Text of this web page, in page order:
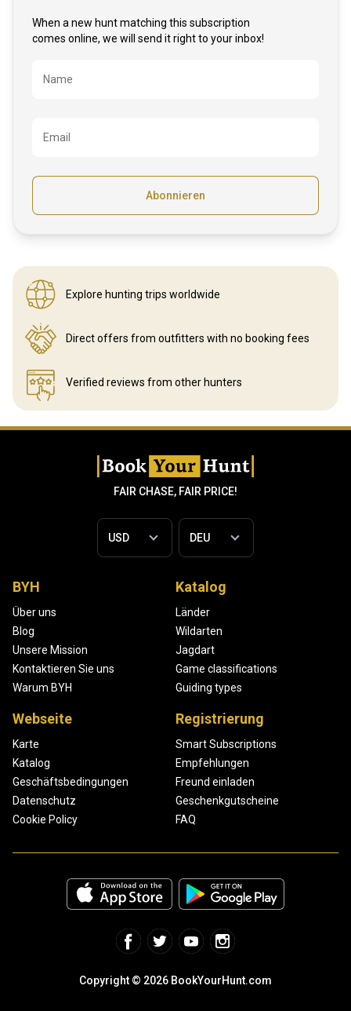
When a new hunt matching this subscription
comes online, we will send it right to your inbox!
Bezeichnung
Name
Email
Abonnieren
Explore hunting trips worldwide
Direct offers from outfitters with no booking fees
Verified reviews from other hunters
FAIR CHASE, FAIR PRICE!
BYH
Über uns
Blog
Unsere Mission
Kontaktieren Sie uns
Warum BYH
Katalog
Länder
Wildarten
Jagdart
Game classifications
Guiding types
Webseite
Karte
Katalog
Geschäftsbedingungen
Datenschutz
Cookie Policy
Registrierung
Smart Subscriptions
Empfehlungen
Freund einladen
Geschenkgutscheine
FAQ
Copyright © 2026 BookYourHunt.com